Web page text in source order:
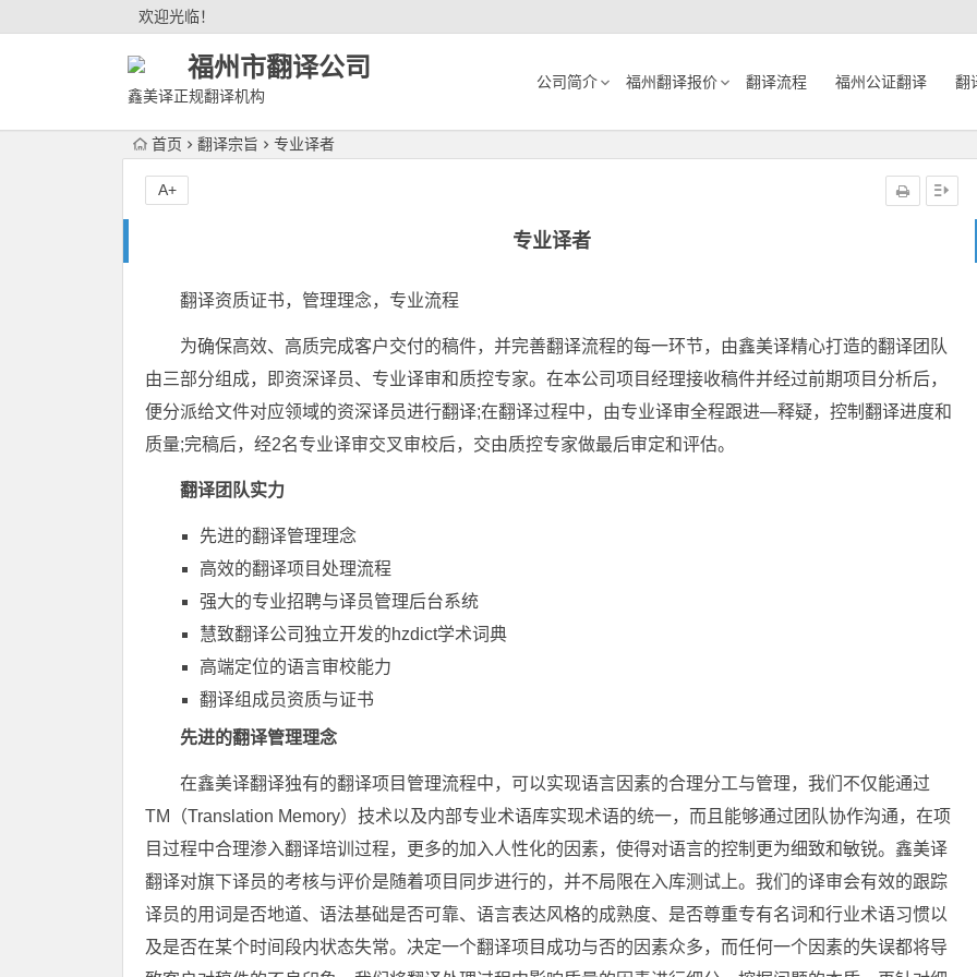
欢迎光临！
福州市翻译公司
鑫美译正规翻译机构
公司简介 福州翻译报价 翻译流程 福州公证翻译 翻
首页 翻译宗旨 专业译者
专业译者
A+
翻译资质证书，管理理念，专业流程
为确保高效、高质完成客户交付的稿件，并完善翻译流程的每一环节，由鑫美译精心打造的翻译团队
由三部分组成，即资深译员、专业译审和质控专家。在本公司项目经理接收稿件并经过前期项目分析后，
便分派给文件对应领域的资深译员进行翻译;在翻译过程中，由专业译审全程跟进—释疑，控制翻译进度和
质量;完稿后，经2名专业译审交叉审校后，交由质控专家做最后审定和评估。
翻译团队实力
先进的翻译管理理念
高效的翻译项目处理流程
强大的专业招聘与译员管理后台系统
慧致翻译公司独立开发的hzdict学术词典
高端定位的语言审校能力
翻译组成员资质与证书
先进的翻译管理理念
在鑫美译翻译独有的翻译项目管理流程中，可以实现语言因素的合理分工与管理，我们不仅能通过
TM（Translation Memory）技术以及内部专业术语库实现术语的统一，而且能够通过团队协作沟通，在项
目过程中合理渗入翻译培训过程，更多的加入人性化的因素，使得对语言的控制更为细致和敏锐。鑫美译
翻译对旗下译员的考核与评价是随着项目同步进行的，并不局限在入库测试上。我们的译审会有效的跟踪
译员的用词是否地道、语法基础是否可靠、语言表达风格的成熟度、是否尊重专有名词和行业术语习惯以
及是否在某个时间段内状态失常。决定一个翻译项目成功与否的因素众多，而任何一个因素的失误都将导